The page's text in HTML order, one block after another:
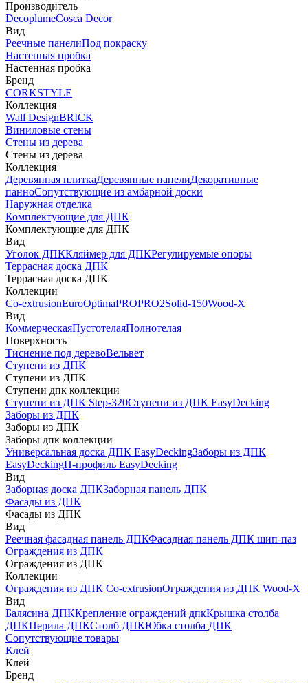
Производитель
DecoplumeCosca Decor
Вид
Реечные панелиПод покраску
Настенная пробка
Настенная пробка
Бренд
CORKSTYLE
Коллекция
Wall DesignBRICK
Виниловые стены
Стены из дерева
Стены из дерева
Коллекция
Деревянная плиткаДеревянные панелиДекоративные
панноСопутствующие из амбарной доски
Наружная отделка
Комплектующие для ДПК
Комплектующие для ДПК
Вид
Уголок ДПККляймер для ДПКРегулируемые опоры
Террасная доска ДПК
Террасная доска ДПК
Коллекции
Co-extrusionEuroOptimaPROPRO2Solid-150Wood-X
Вид
КоммерческаяПустотелаяПолнотелая
Поверхность
Тиснение под деревоВельвет
Ступени из ДПК
Ступени из ДПК
Ступени дпк коллекции
Ступени из ДПК Step-320Ступени из ДПК EasyDecking
Заборы из ДПК
Заборы из ДПК
Заборы дпк коллекции
Универсальная доска ДПК EasyDeckingЗаборы из ДПК
EasyDeckingП-профиль EasyDecking
Вид
Заборная доска ДПКЗаборная панель ДПК
Фасады из ДПК
Фасады из ДПК
Вид
Реечная фасадная панель ДПКФасадная панель ДПК шип-паз
Ограждения из ДПК
Ограждения из ДПК
Коллекции
Ограждения из ДПК Co-extrusionОграждения из ДПК Wood-X
Вид
Балясина ДПККрепление ограждений дпкКрышка столба
ДПКПерила ДПКСтолб ДПКЮбка столба ДПК
Сопутствующие товары
Клей
Клей
Бренд